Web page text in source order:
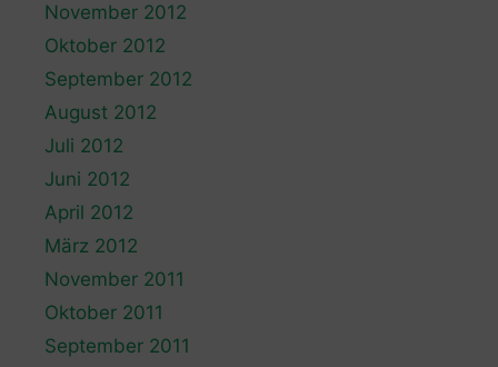
November 2012
Oktober 2012
September 2012
August 2012
Juli 2012
Juni 2012
April 2012
März 2012
November 2011
Oktober 2011
September 2011